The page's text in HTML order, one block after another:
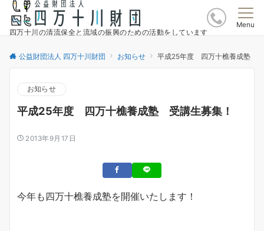
四万十川の清流保全と流域の振興のための活動をしています
Menu
公益財団法人 四万十川財団 お知らせ 平成25年度 四万十樵養成塾 受
お知らせ
平成25年度 四万十樵養成塾 受講生募集！
2013年9月17日
今年も四万十樵養成塾を開催いたします！